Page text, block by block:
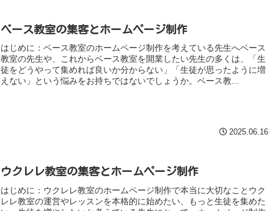
ベース教室の集客とホームページ制作
はじめに：ベース教室のホームページ制作を考えている先生へベース
教室の先生や、これからベース教室を開業したい先生の多くは、「生
徒をどうやって集めれば良いか分からない」「生徒が思ったように増
えない」という悩みをお持ちではないでしょうか。ベース教...
2025.06.16
ウクレレ教室の集客とホームページ制作
はじめに：ウクレレ教室のホームページ制作で本当に大切なことウク
レレ教室の運営やレッスンを本格的に始めたい、もっと生徒を集めた